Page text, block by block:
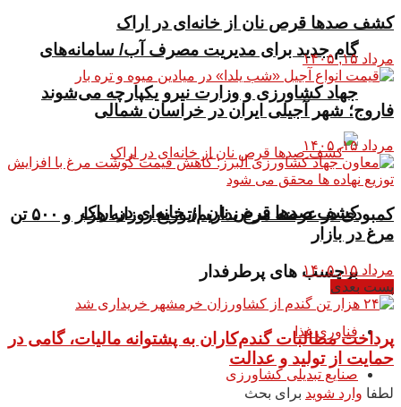
گام جدید برای مدیریت مصرف آب/ سامانه‌های
جهاد کشاورزی و وزارت نیرو یکپارچه می‌شوند
کشف صدها قرص نان از خانه‌ای در اراک
برچسب های پرطرفدار
فناوری غذا
صنایع تبدیلی کشاورزی
کشف صدها قرص نان از خانه‌ای در اراک
مرداد ۱۵, ۱۴۰۵
فاروج؛ شهر آجیلی ایران در خراسان شمالی
مرداد ۱۵, ۱۴۰۵
کمبودی در عرضه مرغ نداریم/توزیع روزانه هزار و ۵۰۰ تن
مرغ در بازار
مرداد ۱۵, ۱۴۰۵
پست بعدی
پرداخت مطالبات گندم‌کاران به پشتوانه مالیات، گامی در
حمایت از تولید و عدالت
لطفا وارد شوید برای بحث